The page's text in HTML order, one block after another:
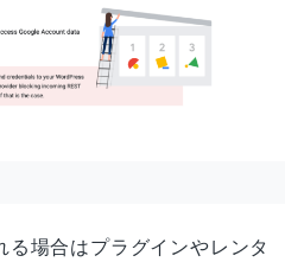
る場合はプラグインやレンタ